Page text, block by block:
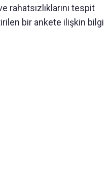
rahatsızlıklarını tespit
bir ankete ilişkin bilgi